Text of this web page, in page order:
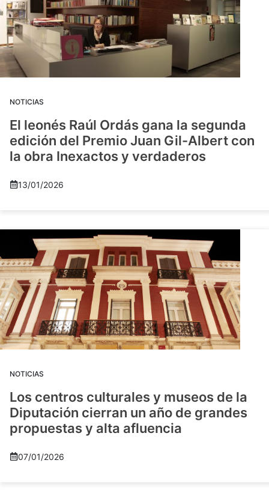
NOTICIAS
El leonés Raúl Ordás gana la segunda
edición del Premio Juan Gil-Albert con
la obra Inexactos y verdaderos
13/01/2026
NOTICIAS
Los centros culturales y museos de la
Diputación cierran un año de grandes
propuestas y alta afluencia
07/01/2026